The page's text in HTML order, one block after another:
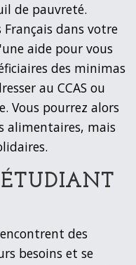
de pauvreté.
dans votre
aide pour vous
des minimas
au CCAS ou
Vous pourrez alors
alimentaires, mais
des
besoins et se